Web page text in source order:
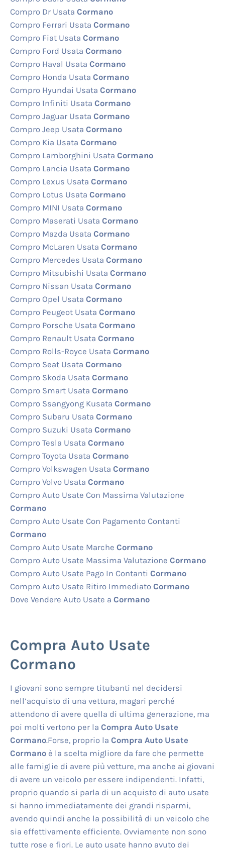
Compro Dr Usata Cormano
Compro Ferrari Usata Cormano
Compro Fiat Usata Cormano
Compro Ford Usata Cormano
Compro Haval Usata Cormano
Compro Honda Usata Cormano
Compro Hyundai Usata Cormano
Compro Infiniti Usata Cormano
Compro Jaguar Usata Cormano
Compro Jeep Usata Cormano
Compro Kia Usata Cormano
Compro Lamborghini Usata Cormano
Compro Lancia Usata Cormano
Compro Lexus Usata Cormano
Compro Lotus Usata Cormano
Compro MINI Usata Cormano
Compro Maserati Usata Cormano
Compro Mazda Usata Cormano
Compro McLaren Usata Cormano
Compro Mercedes Usata Cormano
Compro Mitsubishi Usata Cormano
Compro Nissan Usata Cormano
Compro Opel Usata Cormano
Compro Peugeot Usata Cormano
Compro Porsche Usata Cormano
Compro Renault Usata Cormano
Compro Rolls-Royce Usata Cormano
Compro Seat Usata Cormano
Compro Skoda Usata Cormano
Compro Smart Usata Cormano
Compro Ssangyong Kusata Cormano
Compro Subaru Usata Cormano
Compro Suzuki Usata Cormano
Compro Tesla Usata Cormano
Compro Toyota Usata Cormano
Compro Volkswagen Usata Cormano
Compro Volvo Usata Cormano
Compro Auto Usate Con Massima Valutazione
Cormano
Compro Auto Usate Con Pagamento Contanti
Cormano
Compro Auto Usate Marche Cormano
Compro Auto Usate Massima Valutazione Cormano
Compro Auto Usate Pago In Contanti Cormano
Compro Auto Usate Ritiro ImmediatoCormano
Dove Vendere Auto Usate a Cormano
Compra Auto Usate
Cormano
I giovani sono sempre titubanti nel decidersi
nell’acquisto di una vettura, magari perché
attendono di avere quella di ultima generazione, ma
poi molti vertono per la Compra Auto Usate
Cormano.Forse, proprio la Compra Auto Usate
Cormanoè la scelta migliore da fare che permette
alle famiglie di avere più vetture, ma anche ai giovani
di avere un veicolo per essere indipendenti. Infatti,
proprio quando si parla di un acquisto di auto usate
si hanno immediatamente dei grandi risparmi,
avendo quindi anche la possibilità di un veicolo che
sia effettivamente efficiente. Ovviamente non sono
tutte rose e fiori. Le auto usate hanno avuto dei